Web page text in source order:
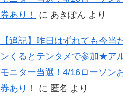
券あり！
に あきぽん より
【追記】昨日はずれても今当
ンくるとテンタメで参加★ア
モニター当選！4/16ローソン
券あり！
に 匿名 より